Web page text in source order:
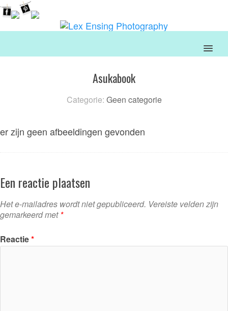
MENU
er zijn geen afbeeldingen gevonden
Een reactie plaatsen
Het e-mailadres wordt niet gepubliceerd. Vereiste velden zijn
gemarkeerd met *
Reactie*
Asukabook
Categorie: Geen categorie